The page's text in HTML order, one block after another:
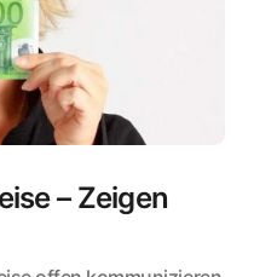
– Zeigen